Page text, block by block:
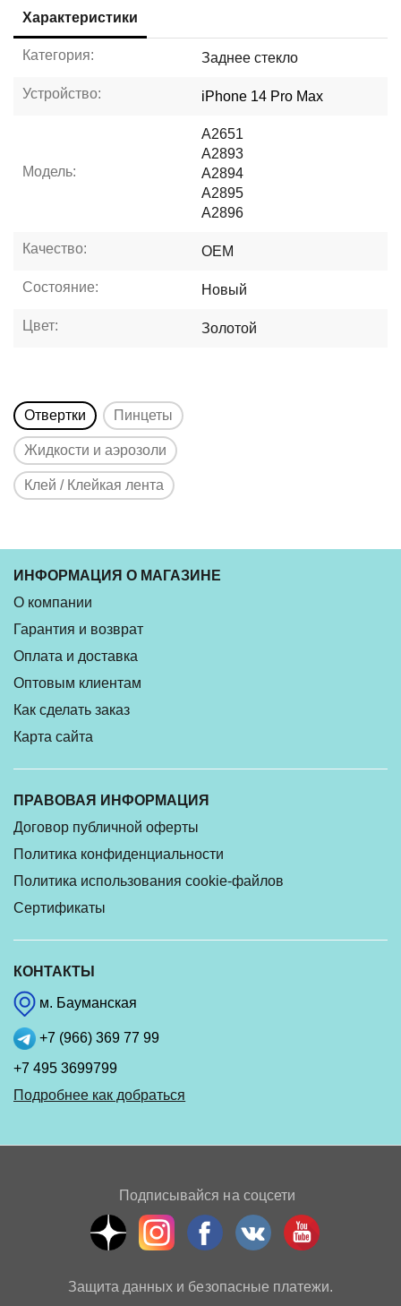
Характеристики
Категория: Заднее стекло
Устройство: iPhone 14 Pro Max
Модель:
A2651
A2893
A2894
A2895
A2896
Качество: OEM
Состояние: Новый
Цвет: Золотой
Отвертки Пинцеты
Жидкости и аэрозоли
Клей / Клейкая лента
ИНФОРМАЦИЯ О МАГАЗИНЕ
О компании
Гарантия и возврат
Оплата и доставка
Оптовым клиентам
Как сделать заказ
Карта сайта
ПРАВОВАЯ ИНФОРМАЦИЯ
Договор публичной оферты
Политика конфиденциальности
Политика использования cookie-файлов
Сертификаты
КОНТАКТЫ
м. Бауманская
+7 (966) 369 77 99
+7 495 3699799
Подробнее как добраться
Подписывайся на соцсети
Защита данных и безопасные платежи.